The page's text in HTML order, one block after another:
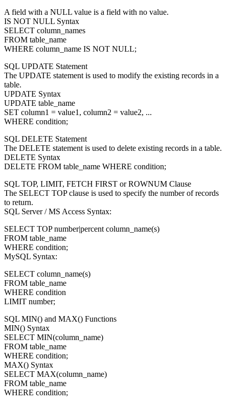
A field with a NULL value is a field with no value.
IS NOT NULL Syntax
SELECT column_names
FROM table_name
WHERE column_name IS NOT NULL;
SQL UPDATE Statement
The UPDATE statement is used to modify the existing records in a
table.
UPDATE Syntax
UPDATE table_name
SET column1 = value1, column2 = value2, ...
WHERE condition;
SQL DELETE Statement
The DELETE statement is used to delete existing records in a table.
DELETE Syntax
DELETE FROM table_name WHERE condition;
SQL TOP, LIMIT, FETCH FIRST or ROWNUM Clause
The SELECT TOP clause is used to specify the number of records
to return.
SQL Server / MS Access Syntax:
SELECT TOP number|percent column_name(s)
FROM table_name
WHERE condition;
MySQL Syntax:
SELECT column_name(s)
FROM table_name
WHERE condition
LIMIT number;
SQL MIN() and MAX() Functions
MIN() Syntax
SELECT MIN(column_name)
FROM table_name
WHERE condition;
MAX() Syntax
SELECT MAX(column_name)
FROM table_name
WHERE condition;